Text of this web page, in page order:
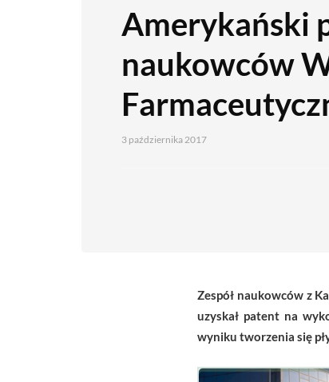
Amerykański
naukowców
3 października 2017
Zespół naukowców z
uzyskał patent na
wyniku tworzenia się